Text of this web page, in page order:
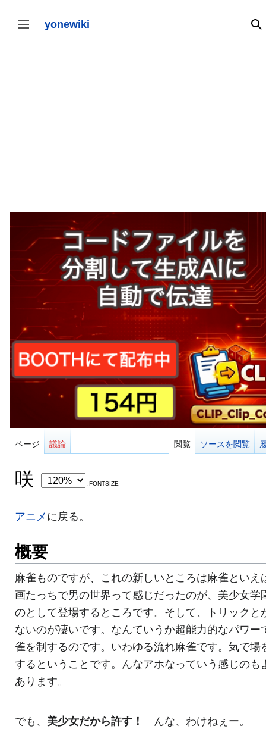
テ
サイドバーの切り替え yonewiki 検
ページ 議論 閲覧 ソースを閲覧
咲 :FONTSIZE
アニメに戻る。
概要
麻雀ものですが、これの新しいところは麻雀といえ
画たっちで男の世界って感じだったのが、美少女学
のとして登場するところです。そして、トリックと
ないのが凄いです。なんていうか超能力的なパワー
雀を制するのです。いわゆる流れ麻雀です。気で場
するということです。んなアホなっていう感じのも
あります。
でも、 美少女だから許す！ んな、わけねぇー。